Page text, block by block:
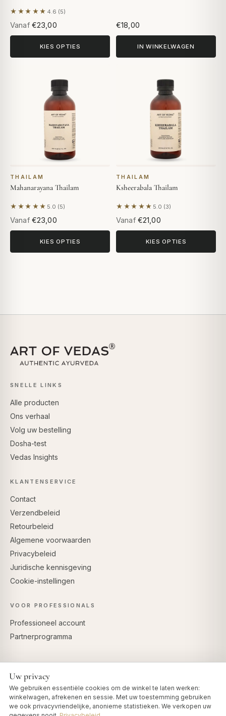
★★★★★ 4.6 (5)
Gebaseerd op 5 beoordelingen
Vanaf €23,00
KIES OPTIES
€18,00
IN WINKELWAGEN
THAILAM
Mahanarayana Thailam
★★★★★ 5.0 (5)
Gebaseerd op 5 beoordelingen
Vanaf €23,00
KIES OPTIES
THAILAM
Ksheerabala Thailam
★★★★★ 5.0 (3)
Gebaseerd op 3
Vanaf €21,00
KIES OPTIES
SNELLE LINKS
Alle producten
Ons verhaal
Volg uw bestelling
Dosha-test
Vedas Insights
KLANTENSERVICE
Contact
Verzendbeleid
Retourbeleid
Algemene voorwaarden
Privacybeleid
Juridische kennisgeving
Cookie-instellingen
VOOR PROFESSIONALS
Professioneel account
Partnerprogramma
Uw privacy
We gebruiken essentiële cookies om de winkel te laten werken:
winkelwagen, afrekenen en sessie. Met uw toestemming gebruiken
we ook privacyvriendelijke, anonieme statistieken. We verkopen uw